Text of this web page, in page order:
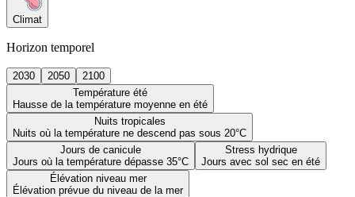
Climat
Horizon temporel
2030 2050
2100
Température été
Hausse de la température moyenne en été
Nuits tropicales
Nuits où la température ne descend pas sous 20°C
Jours de canicule
Jours où la température dépasse 35°C
Stress hydrique
Jours avec sol sec en été
Élévation niveau mer
Élévation prévue du niveau de la mer